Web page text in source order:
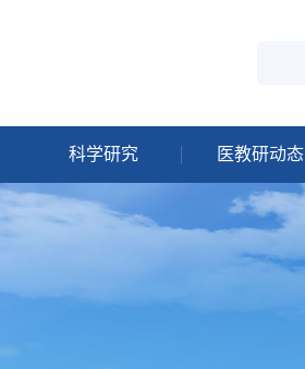
科学研究 医教研动态